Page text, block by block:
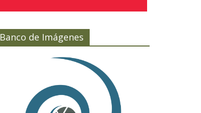
Banco de Imágenes